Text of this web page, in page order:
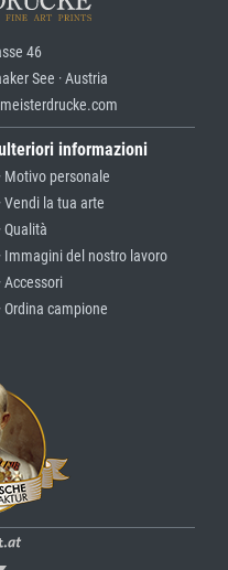
46
See · Austria
informazioni
· Motivo personale
· Vendi la tua arte
· Qualità
· Immagini del nostro lavoro
· Accessori
· Ordina campione